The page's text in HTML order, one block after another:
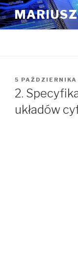
Przejdź
do
treści
OPUBLIKOWANE
W
5
2.
układów